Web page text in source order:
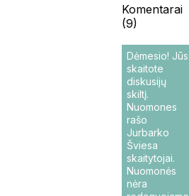
Komentarai
(9)
Dėmesio! Jūs
skaitote
diskusijų
skiltį.
Nuomones
rašo
Jurbarko
Šviesa
skaitytojai.
Nuomonės
nėra